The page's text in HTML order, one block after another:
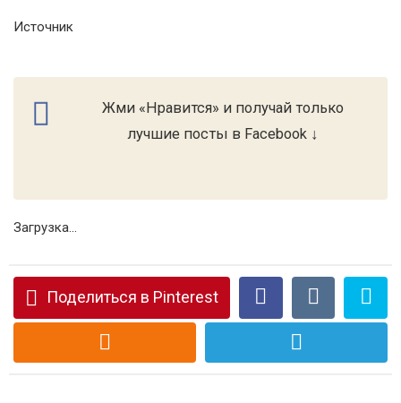
Источник
Жми «Нравится» и получай только
лучшие посты в Facebook ↓
Загрузка...
Поделиться в Pinterest